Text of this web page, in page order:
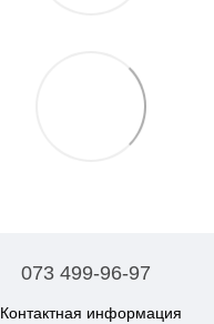
073 499-96-97
Контактная информация